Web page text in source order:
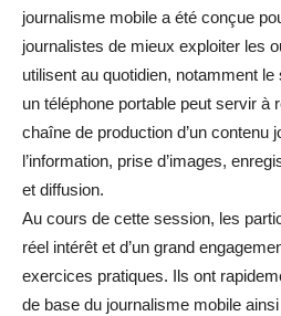
journalisme mobile a été conçue
journalistes de mieux exploiter les
utilisent au quotidien, notamment le
un téléphone portable peut servir à
chaîne de production d’un contenu
l’information, prise d’images,
et diffusion.
Au cours de cette session, les
réel intérêt et d’un grand
exercices pratiques. Ils ont
de base du journalisme mobile